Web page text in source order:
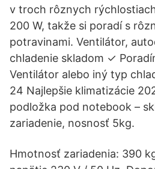
v troch rôznych
200 W, takže si poradí s
potravinami. Ventilátor,
chladenie skladom ✓
Ventilátor alebo iný typ
24 Najlepšie klimatizácie
podložka pod notebook –
zariadenie, nosnosť 5kg.
Hmotnosť zariadenia: 390